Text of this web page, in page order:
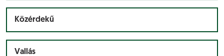
Közérdekű
Vallás